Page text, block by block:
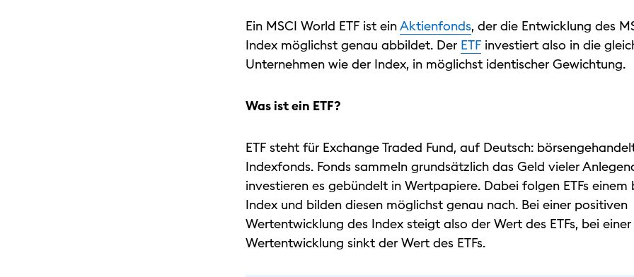
Ein MSCI World ETF ist einAktienfonds, der die Entwicklung des
Index möglichst genau abbildet. Der ETF investiert also in die
Unternehmen wie der Index, in möglichst identischer Gewichtung.
Was ist ein ETF?
ETF steht für Exchange Traded Fund, auf Deutsch:
Indexfonds. Fonds sammeln grundsätzlich das Geld vieler
investieren es gebündelt in Wertpapiere. Dabei folgen ETFs
Index und bilden diesen möglichst genau nach. Bei einer positiven
Wertentwicklung des Index steigt also der Wert des ETFs, bei
Wertentwicklung sinkt der Wert des ETFs.